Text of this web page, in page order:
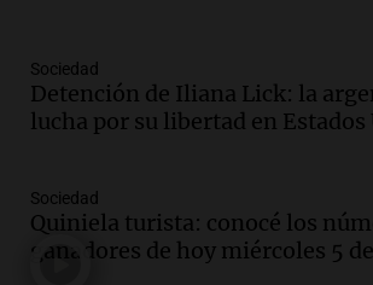
Audio.
Mundial de Natación de
récords y atletas de 20
Audio.Conductor imputado
accidente fatal en San Luis
Sociedad
Detención de Iliana Lick: la
lucha por su libertad en Estados
Sociedad
Quiniela turista: conocé los
ganadores de hoy miércoles 5